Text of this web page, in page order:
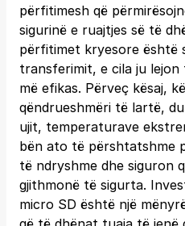
përfitimesh që
sigurinë e ruajtjes së të
përfitimet kryesore është
transferimit, e cila ju
më efikas. Përveç kësaj,
qëndrueshmëri të lartë,
ujit, temperaturave
bën ato të përshtatshme
të ndryshme dhe siguron
gjithmonë të sigurta.
micro SD është një